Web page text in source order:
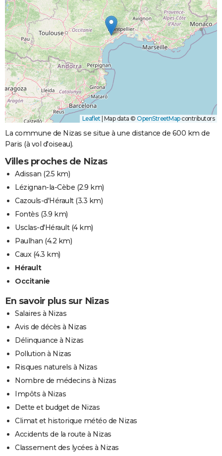
Leaflet Map data © OpenStreetMapcontributors
La commune de Nizas se situe à une distance de 600 km de
Paris (à vol d'oiseau).
Villes proches de Nizas
Adissan (2.5 km)
Lézignan-la-Cèbe (2.9 km)
Cazouls-d'Hérault(3.3 km)
Fontès (3.9 km)
Usclas-d'Hérault(4 km)
Paulhan (4.2 km)
Caux(4.3 km)
Hérault
Occitanie
En savoir plus sur Nizas
Salaires à Nizas
Avis de décès à Nizas
Délinquance à Nizas
Pollution à Nizas
Risques naturels à Nizas
Nombre de médecins à Nizas
Impôts à Nizas
Dette et budget de Nizas
Climat et historique météo de Nizas
Accidents de la route à Nizas
Classement des lycées à Nizas